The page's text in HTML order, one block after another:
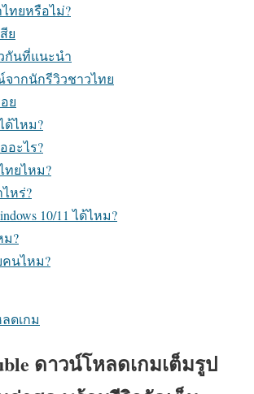
ทยหรือไม่?
ย
กันที่แนะนำ
ากนักรีวิวชาวไทย
ย
ด้ไหม?
อะไร?
ทยไหม?
หร่?
10/11 ได้ไหม?
ม?
นไหม?
ดเกม
ดาวน์โหลดเกมเต็มรูป